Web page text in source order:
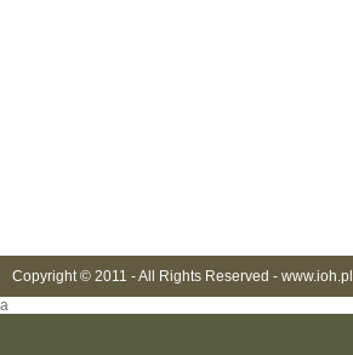
Copyright © 2011 - All Rights Reserved - www.ioh.pl
a